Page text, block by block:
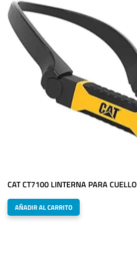
CAT CT7100 LINTERNA PARA CUELLO
AÑADIR AL CARRITO